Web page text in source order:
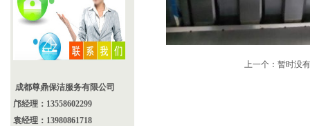
成都尊鼎保洁服务有限公司
邝经理：13558602299
袁经理：13980861718
上一个：暂时没有